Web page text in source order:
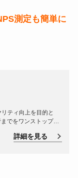
測定も簡単に
ティ向上を目的と
でをワンストップで
詳細を見る